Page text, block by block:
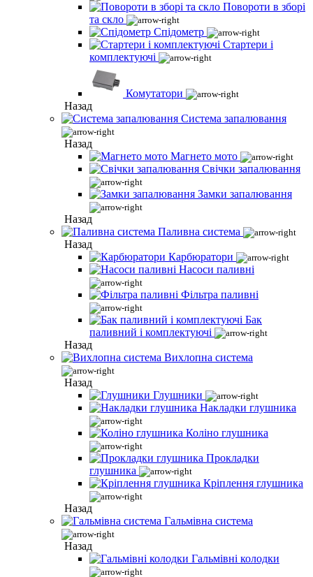
Повороти в зборі
та скло
Спідометр
Стартери і
комплектуючі
Комутатори
Назад
Система запалювання
Назад
Магнето мото
Свічки запалювання
Замки запалювання
Назад
Паливна система
Назад
Карбюратори
Насоси паливні
Фільтра паливні
Бак
паливний і комплектуючі
Назад
Вихлопна система
Назад
Глушники
Накладки глушника
Коліно глушника
Прокладки
глушника
Кріплення глушника
Назад
Гальмівна система
Назад
Гальмівні колодки